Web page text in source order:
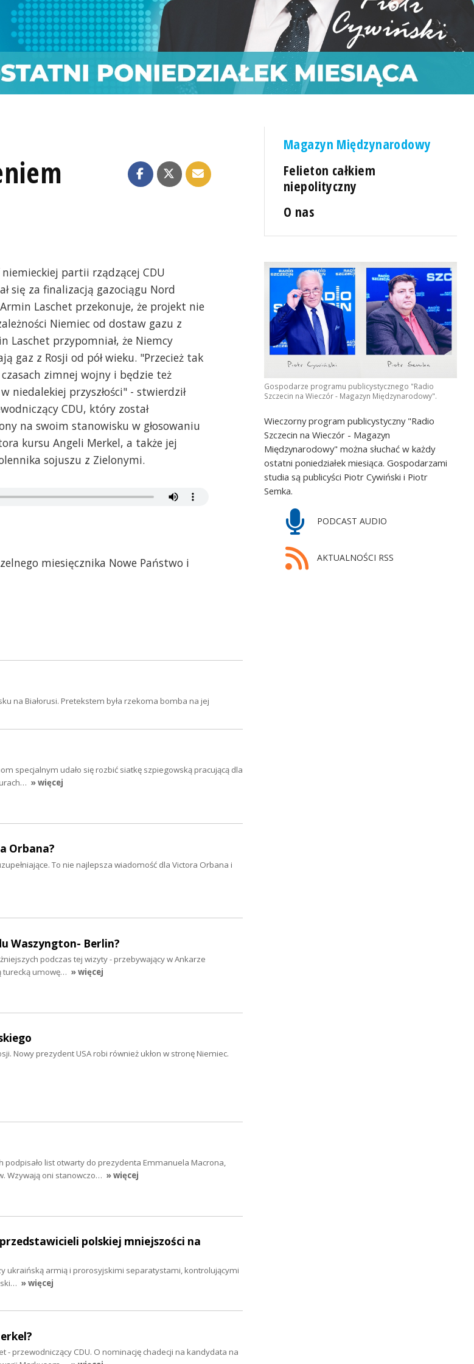
niemieckiej partii rządzącej CDU
się za finalizacją gazociągu Nord
Laschet przekonuje, że projekt nie
Niemiec od dostaw gazu z
Laschet przypomniał, że Niemcy
gaz z Rosji od pół wieku. "Przecież tak
czasach zimnej wojny i będzie też
niedalekiej przyszłości" - stwierdził
CDU, który został
na swoim stanowisku w głosowaniu
kursu Angeli Merkel, a także jej
sojuszu z Zielonymi.
miesięcznika Nowe Państwo i
Magazyn Międzynarodowy
Felieton całkiem
niepolityczny
O nas
Gospodarze programu publicystycznego "Radio
Szczecin na Wieczór - Magazyn Międzynarodowy".
Wieczorny program publicystyczny "Radio
Szczecin na Wieczór - Magazyn
Międzynarodowy" można słuchać w każdy
ostatni poniedziałek miesiąca. Gospodarzami
studia są publicyści Piotr Cywiński i Piotr
Semka.
PODCAST AUDIO
AKTUALNOŚCI RSS
na Białorusi. Pretekstem była rzekoma bomba na jej
specjalnym udało się rozbić siatkę szpiegowską pracującą dla
» więcej
Orbana?
To nie najlepsza wiadomość dla Victora Orbana i
Waszyngton- Berlin?
podczas tej wizyty - przebywający w Ankarze
turecką umowę… » więcej
Nowy prezydent USA robi również ukłon w stronę Niemiec.
list otwarty do prezydenta Emmanuela Macrona,
Wzywają oni stanowczo… » więcej
polskiej mniejszości na
ukraińską armią i prorosyjskimi separatystami, kontrolującymi
» więcej
- przewodniczący CDU. O nominację chadecji na kandydata na